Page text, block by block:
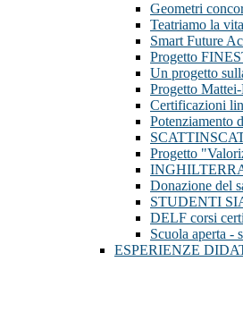
Geometri
Teatriamo la vita
Smart Future
Progetto
Un progetto
Progetto
Certificazioni
Progetto
Donazione del
STUDENTI
DELF corsi
Scuola aperta -
ESPERIENZE